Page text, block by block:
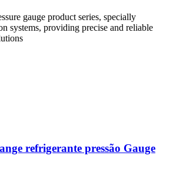
gauge product series, specially
systems, providing precise and reliable
refrigerante pressão Gauge